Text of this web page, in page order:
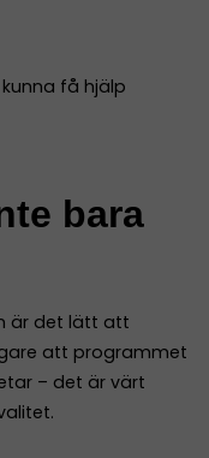
få hjälp
bara
är det lätt att
att programmet
– det är värt